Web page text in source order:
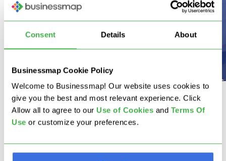
Consent Details About
Businessmap Cookie Policy
Welcome to Businessmap! Our website uses cookies to
give you the best and most relevant experience. Click
Allow all to agree to our Use of Cookies and Terms Of
Use or customize your preferences.
Ver todas las historias de clientes